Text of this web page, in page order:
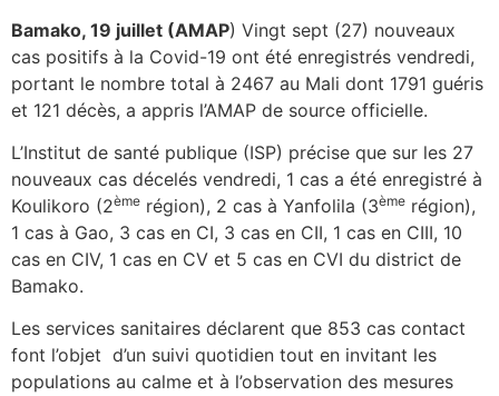
Bamako, 19 juillet (AMAP) Vingt sept (27) nouveaux
cas positifs à la Covid-19 ont été enregistrés vendredi,
portant le nombre total à 2467 au Mali dont 1791 guéris
et 121 décès, a appris l’AMAP de source officielle.
L’Institut de santé publique (ISP) précise que sur les 27
nouveaux cas décelés vendredi, 1 cas a été enregistré à
Koulikoro (2ème région), 2 cas à Yanfolila (3ème région),
1 cas à Gao, 3 cas en CI, 3 cas en CII, 1 cas en CIII, 10
cas en CIV, 1 cas en CV et 5 cas en CVI du district de
Bamako.
Les services sanitaires déclarent que 853 cas contact
font l’objet d’un suivi quotidien tout en invitant les
populations au calme et à l’observation des mesures